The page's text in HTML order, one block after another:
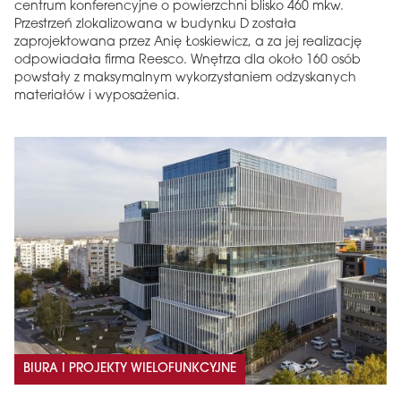
centrum konferencyjne o powierzchni blisko 460 mkw.
Przestrzeń zlokalizowana w budynku D została
zaprojektowana przez Anię Łoskiewicz, a za jej realizację
odpowiadała firma Reesco. Wnętrza dla około 160 osób
powstały z maksymalnym wykorzystaniem odzyskanych
materiałów i wyposażenia.
BIURA I PROJEKTY WIELOFUNKCYJNE